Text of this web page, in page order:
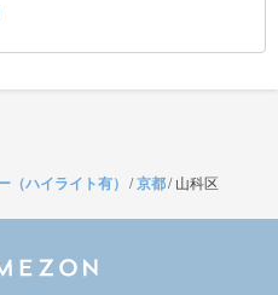
（ハイライト有） /京都/ 山科区